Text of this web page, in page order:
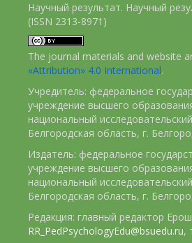
Научный результат. Научный
(ISSN 2313-8971)
The journal materials and website
«Attribution» 4.0 International.
Учредитель: федеральное
учреждение высшего
национальный
Белгородская область, г.
Издатель: федеральное
учреждение высшего
национальный
Белгородская область, г.
Редакция: главный редактор
RR_PedPsychologyEdu@bsuedu.ru,